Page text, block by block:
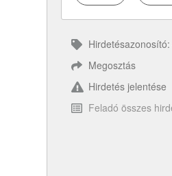
Megosztás
Hirdetés jelentése
Feladó összes